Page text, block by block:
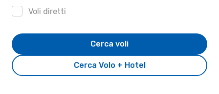
Voli diretti
Cerca Volo + Hotel
Cerca voli